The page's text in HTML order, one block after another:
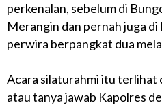
perkenalan, sebelum di
Merangin dan pernah juga di
perwira berpangkat dua
Acara silaturahmi itu terlihat
atau tanya jawab Kapolres